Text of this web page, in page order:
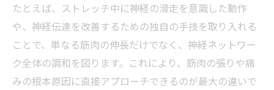
神経系ストレッチ前後の可動域変化に注目
慢性痛に悩むなら神経系ストレッチのメリット
を検証
神経系ストレッチが慢性痛に有効な理由
たとえば、ストレッチ中に神経の滑走を意識した動作
や、神経伝達を改善するための独自の手技を取り入れる
ことで、単なる筋肉の伸長だけでなく、神経ネットワー
ク全体の調和を図ります。これにより、筋肉の張りや痛
みの根本原因に直接アプローチできるのが最大の違いで